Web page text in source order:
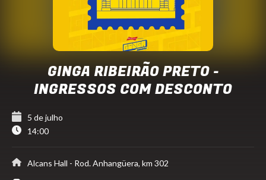
GINGA RIBEIRÃO PRETO -
INGRESSOS COM DESCONTO
5 de julho
14:00
Alcans Hall - Rod. Anhangüera, km 302